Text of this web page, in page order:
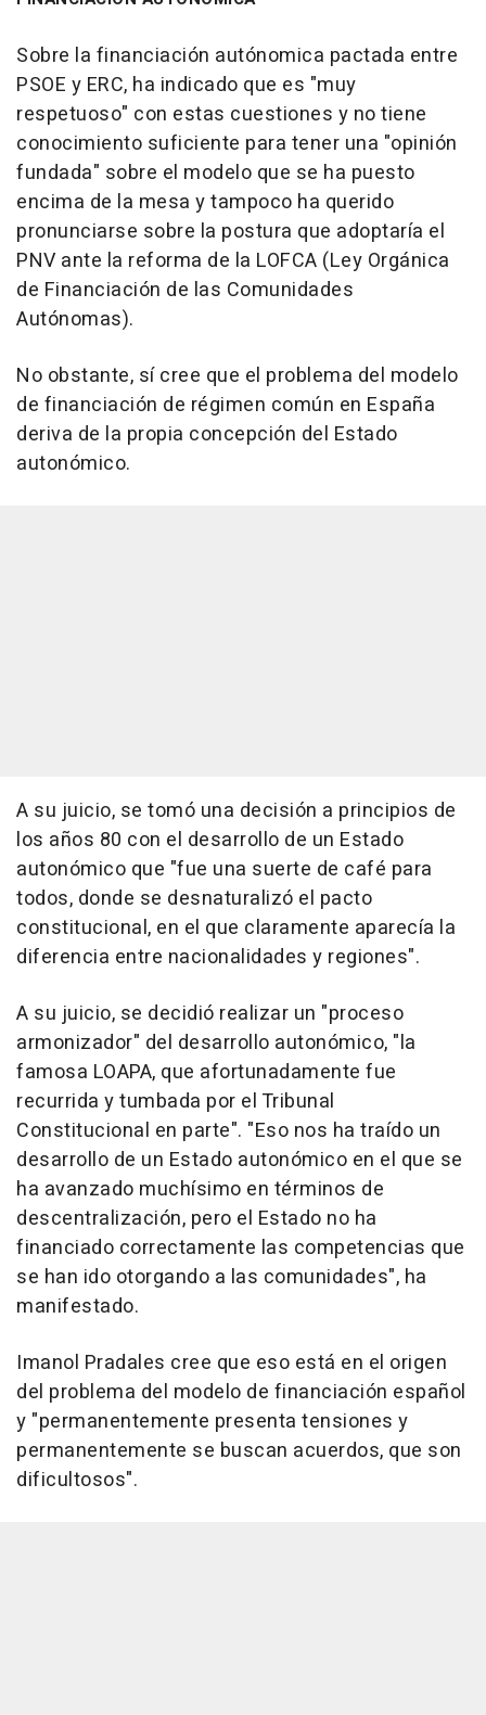
Sobre la financiación autónomica pactada entre
PSOE y ERC, ha indicado que es "muy
respetuoso" con estas cuestiones y no tiene
conocimiento suficiente para tener una "opinión
fundada" sobre el modelo que se ha puesto
encima de la mesa y tampoco ha querido
pronunciarse sobre la postura que adoptaría el
PNV ante la reforma de la LOFCA (Ley Orgánica
de Financiación de las Comunidades
Autónomas).
No obstante, sí cree que el problema del modelo
de financiación de régimen común en España
deriva de la propia concepción del Estado
autonómico.
A su juicio, se tomó una decisión a principios de
los años 80 con el desarrollo de un Estado
autonómico que "fue una suerte de café para
todos, donde se desnaturalizó el pacto
constitucional, en el que claramente aparecía la
diferencia entre nacionalidades y regiones".
A su juicio, se decidió realizar un "proceso
armonizador" del desarrollo autonómico, "la
famosa LOAPA, que afortunadamente fue
recurrida y tumbada por el Tribunal
Constitucional en parte". "Eso nos ha traído un
desarrollo de un Estado autonómico en el que se
ha avanzado muchísimo en términos de
descentralización, pero el Estado no ha
financiado correctamente las competencias que
se han ido otorgando a las comunidades", ha
manifestado.
Imanol Pradales cree que eso está en el origen
del problema del modelo de financiación español
y "permanentemente presenta tensiones y
permanentemente se buscan acuerdos, que son
dificultosos".